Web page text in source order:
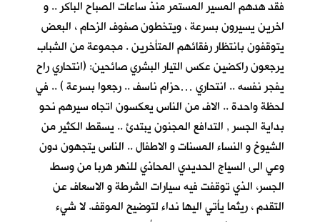
فقد هدهم المسير المستمر منذ ساعات الصباح الباكر .. و
اخرين يسيرون بسرعة ، ويتخطون صفوف الزحام ، البعض
يتوقفون بانتظار رفقائهم المتأخرين . مجموعة من الشباب
يرجعون راكضين عكس التيار البشري صائحين: (انتحاري راح
يفجر نفسه .. انتحاري …حزام ناسف .. رجعوا بسرعة ) .. في
لحظة واحدة .. الاف من الناس يعكسون اتجاه سيرهم نحو
بداية الجسر , التدافع المجنون يبتدئ .. يسقط الكثير من
الشيوخ و النساء المسنات و الاطفال .. الناس يتجهون دون
وعي الى السياج الحديدي المحاذي للنهر هربا من وسط
الجسر، الذي توقفت فيه سيارات الشرطة و الاسعاف عن
التقدم ، ريثما يأتي اليها نداء لتوضيح الموقف. لا شيء